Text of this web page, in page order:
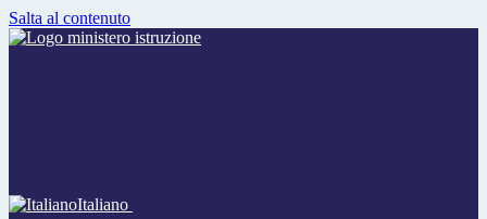
Salta al contenuto
Italiano